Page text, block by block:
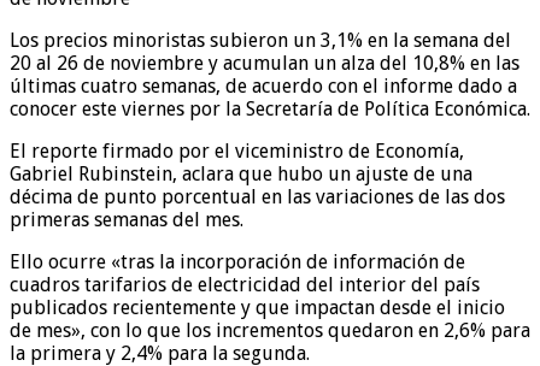
Los precios minoristas subieron un 3,1% en la semana del
20 al 26 de noviembre y acumulan un alza del 10,8% en las
últimas cuatro semanas, de acuerdo con el informe dado a
conocer este viernes por la Secretaría de Política Económica.
El reporte firmado por el viceministro de Economía,
Gabriel Rubinstein, aclara que hubo un ajuste de una
décima de punto porcentual en las variaciones de las dos
primeras semanas del mes.
Ello ocurre «tras la incorporación de información de
cuadros tarifarios de electricidad del interior del país
publicados recientemente y que impactan desde el inicio
de mes», con lo que los incrementos quedaron en 2,6% para
la primera y 2,4% para la segunda.